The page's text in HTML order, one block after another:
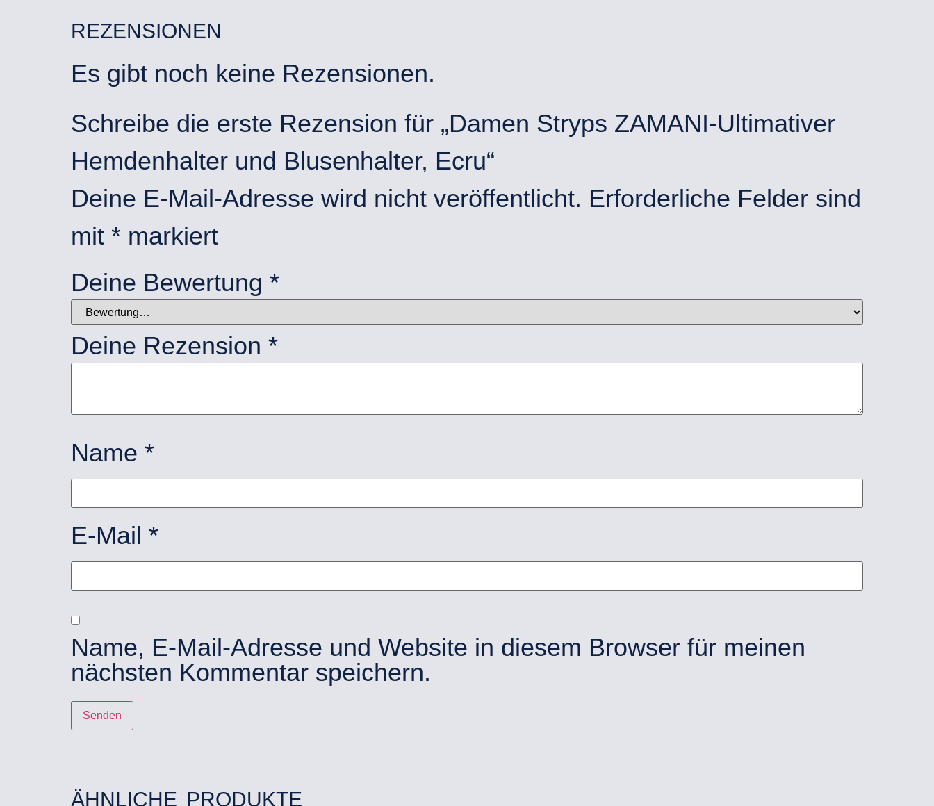
REZENSIONEN
Es gibt noch keine Rezensionen.
Schreibe die erste Rezension für „Damen Stryps ZAMANI-Ultimativer
Hemdenhalter und Blusenhalter, Ecru“
Deine E-Mail-Adresse wird nicht veröffentlicht. Erforderliche Felder sind
mit * markiert
Deine Bewertung *
Deine Rezension *
Name *
E-Mail *
Name, E-Mail-Adresse und Website in diesem Browser für meinen
nächsten Kommentar speichern.
ÄHNLICHE PRODUKTE